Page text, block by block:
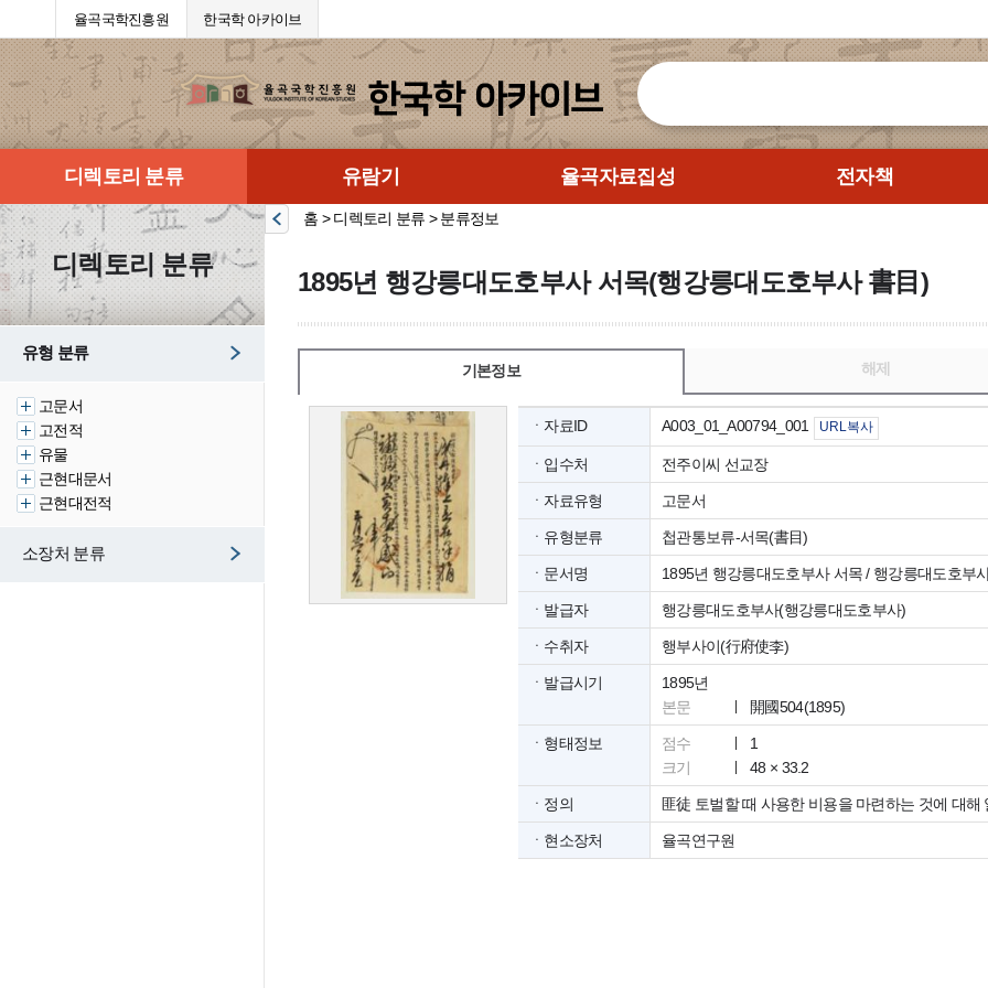
율곡국학진흥원 한국학 아카이브
디렉토리 분류 유람기 율곡자료집성 전자책
디렉토리 분류
유형 분류
고문서
고전적
유물
근현대문서
근현대전적
소장처 분류
홈 > 디렉토리 분류 > 분류정보
1895년 행강릉대도호부사 서목(행강릉대도호부사 書目)
기본정보 해제
ㆍ자료ID A003_01_A00794_001 URL복사
ㆍ입수처 전주이씨 선교장
ㆍ자료유형 고문서
ㆍ유형분류 첩관통보류-서목(書目)
ㆍ문서명 1895년 행강릉대도호부사 서목 / 행강릉대도호부
ㆍ발급자 행강릉대도호부사(행강릉대도호부사)
ㆍ수취자 행부사이(行府使李)
ㆍ발급시기
1895년
본문
開國504(1895)
ㆍ형태정보 점수
1
크기
48 × 33.2
ㆍ정의 匪徒 토벌할 때 사용한 비용을 마련하는 것에 대해
ㆍ현소장처 율곡연구원